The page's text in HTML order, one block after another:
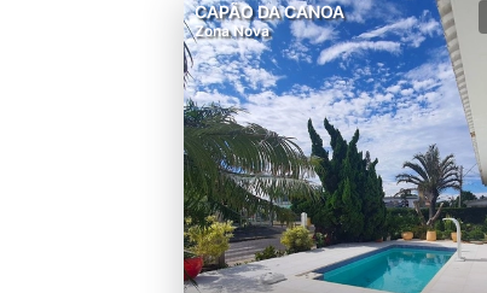
CAPÃO DA CANOA
Zona Nova